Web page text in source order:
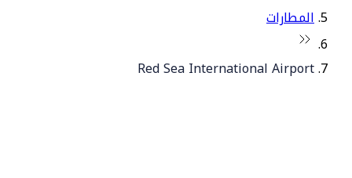
المطارات
Red Sea International Airport